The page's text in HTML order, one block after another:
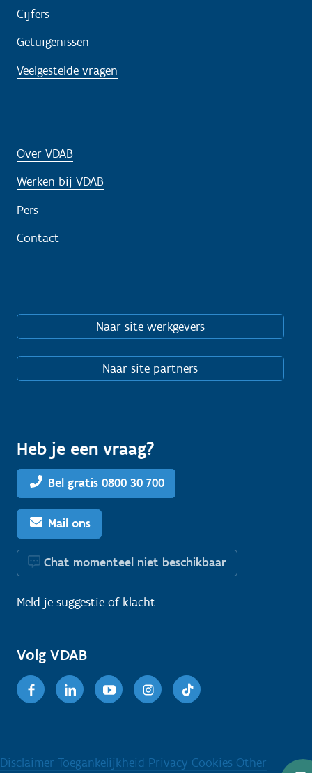
Cijfers
Getuigenissen
Veelgestelde vragen
Over VDAB
Werken bij VDAB
Pers
Contact
Naar site werkgevers
Naar site partners
Heb je een vraag?
Bel gratis 0800 30 700
Mail ons
Chat momenteel niet beschikbaar
Meld je suggestie of klacht
Volg VDAB
FacebookLinkedinYoutubeInstagram
Disclaimer Toegankelijkheid Privacy Cookies Other